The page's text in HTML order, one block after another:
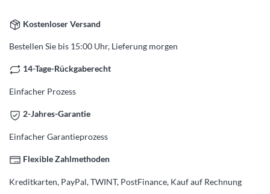
Kostenloser Versand
Bestellen Sie bis 15:00 Uhr, Lieferung morgen
14-Tage-Rückgaberecht
Einfacher Prozess
2-Jahres-Garantie
Einfacher Garantieprozess
Flexible Zahlmethoden
Kreditkarten, PayPal, TWINT, PostFinance, Kauf auf Rechnung